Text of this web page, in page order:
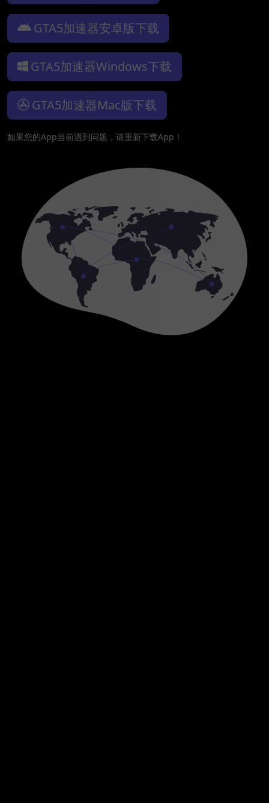
GTA5加速器安卓版下载
GTA5加速器Windows下载
GTA5加速器Mac版下载
如果您的App当前遇到问题，请重新下载App！